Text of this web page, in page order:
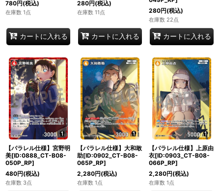
780円(税込)
在庫数 1点
カートに入れる
280円(税込)
在庫数 11点
カートに入れる
280円(税込)
在庫数 22点
カートに入れる
【パラレル仕様】宮野明
美[ID:0888_CT-B08-
050P_RP]
480円(税込)
在庫数 3点
【パラレル仕様】大和敢
助[ID:0902_CT-B08-
065P_RP]
2,280円(税込)
在庫数 1点
【パラレル仕様】上原由
衣[ID:0903_CT-B08-
066P_RP]
2,280円(税込)
在庫数 1点